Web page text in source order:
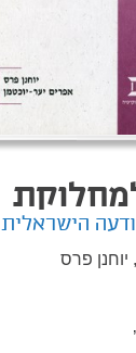
הישראלית
יוחנן פרס